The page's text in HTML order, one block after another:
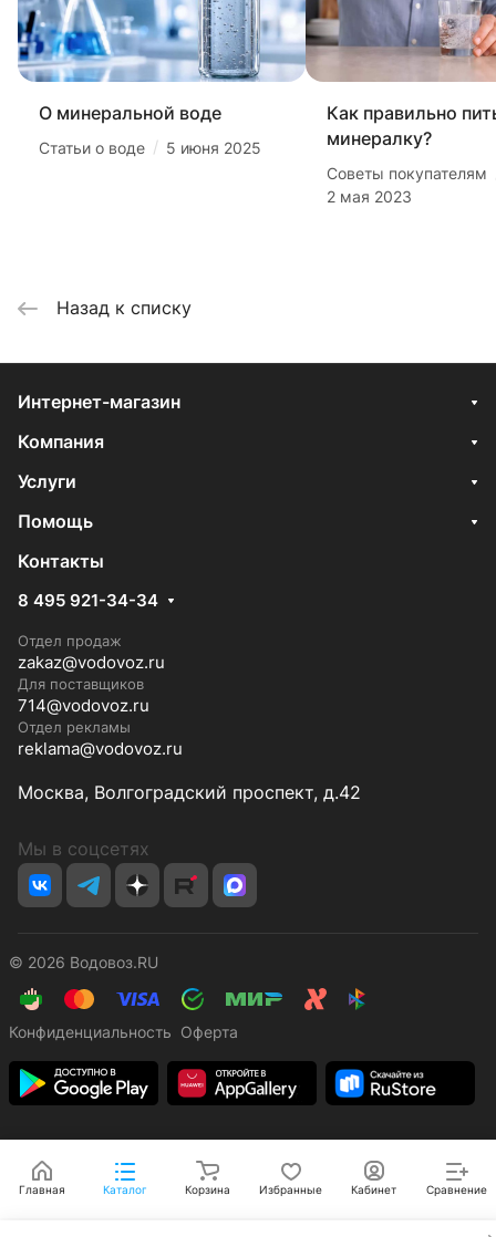
О минеральной воде
Статьи о воде / 5 июня 2025
Как правильно
минералку?
Советы покупателям
2 мая 2023
Назад к списку
Интернет-магазин
Компания
Услуги
Помощь
Контакты
8 495 921-34-34
Отдел продаж
zakaz@vodovoz.ru
Для поставщиков
714@vodovoz.ru
Отдел рекламы
reklama@vodovoz.ru
Москва, Волгоградский проспект, д.42
Мы в соцсетях
© 2026 Водовоз.RU
Конфиденциальность Оферта
Главная Каталог Корзина Избранные Кабинет Сравнение